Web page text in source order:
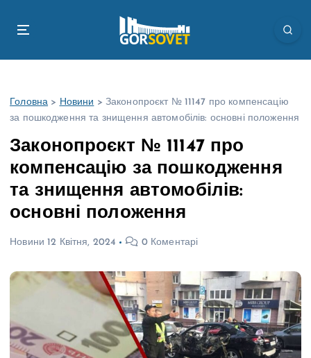
Головна > Новини > Законопроєкт № 11147 про компенсацію
за пошкодження та знищення автомобілів: основні положення
Законопроєкт № 11147 про
компенсацію за пошкодження
та знищення автомобілів:
основні положення
Новини 12 Квітня, 2024 0 Коментарі